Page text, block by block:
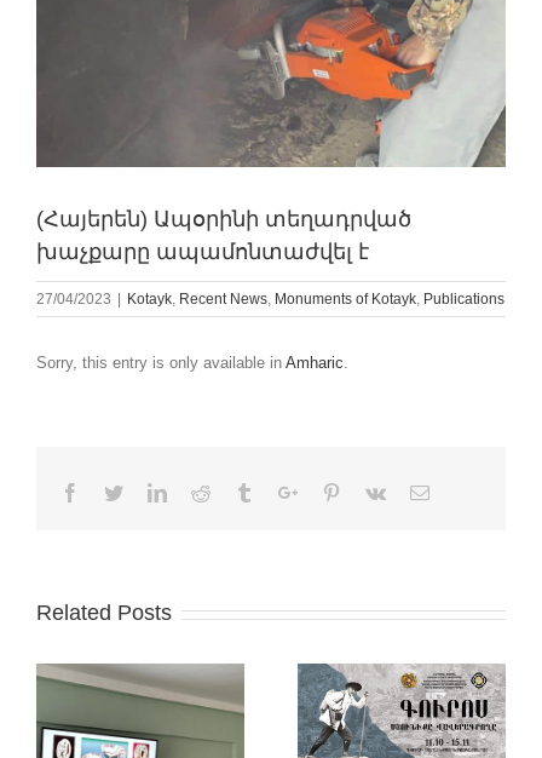
(Հայերեն) Ապօրինի տեղադրված
խաչքարը ապամոնտաժվել է
27/04/2023 Kotayk, Recent News, Monuments of Kotayk, Publications
Sorry, this entry is only available in Amharic.
Facebook
TwitterLinkedinReddit TumblrGoogle+Pinterest
Vk Email
Related Posts